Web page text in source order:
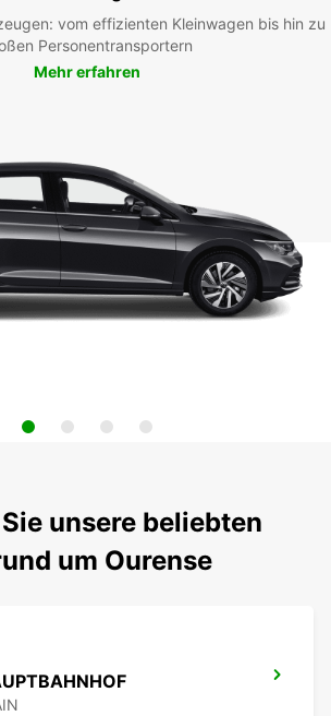
vom effizienten Kleinwagen bis hin zu
Personentransportern
Mehr erfahren
unsere beliebten
um Ourense